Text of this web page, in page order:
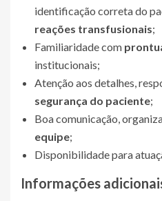
identificação correta do
reações transfusionais;
Familiaridade com
institucionais;
Atenção aos detalhes,
segurança do paciente;
Boa comunicação,
equipe;
Disponibilidade para
Informações